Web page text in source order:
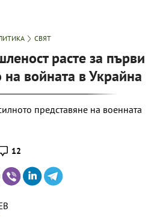
СВЯТ
расте за първи
на войната в Украйна
представяне на военната
12